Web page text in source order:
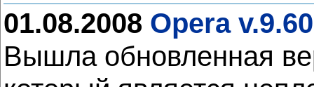
01.08.2008 Opera
Вышла обновленная